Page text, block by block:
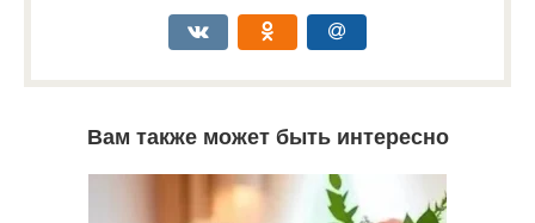
Вам также может быть интересно